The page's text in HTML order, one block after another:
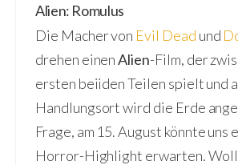
Alien: Romulus
Die Macher von Evil Dead und
drehen einenAlien-Film, der
ersten beiiden Teilen spielt und
Handlungsort wird die Erde
Frage, am 15. August könnte uns
Horror-Highlight erwarten.